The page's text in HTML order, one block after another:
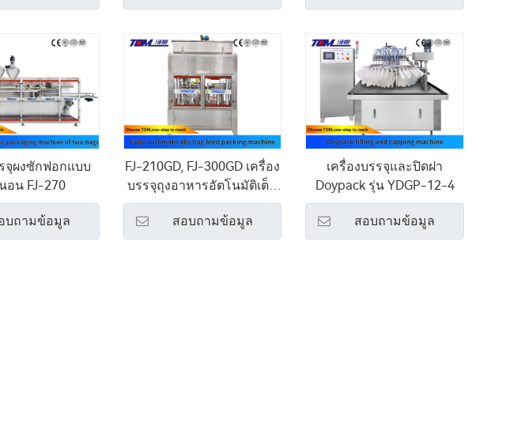
จุผงซักฟอกแบบ
อน FJ-270
บถามข้อมูล
FJ-210GD, FJ-300GD เครื่อง
บรรจุถุงอาหารอัตโนมัติเต็ม
รูปแบบ
สอบถามข้อมูล
เครื่องบรรจุและปิดฝา
Doypack รุ่น YDGP-12-4
สอบถามข้อมูล